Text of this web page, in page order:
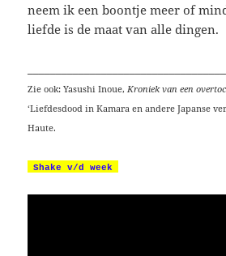
neem ik een boontje meer of
liefde is de maat van alle dingen.
Zie ook: Yasushi Inoue,Kroniek van een
‘Liefdesdood in Kamara en andere Japanse
Haute.
Shake v/d week